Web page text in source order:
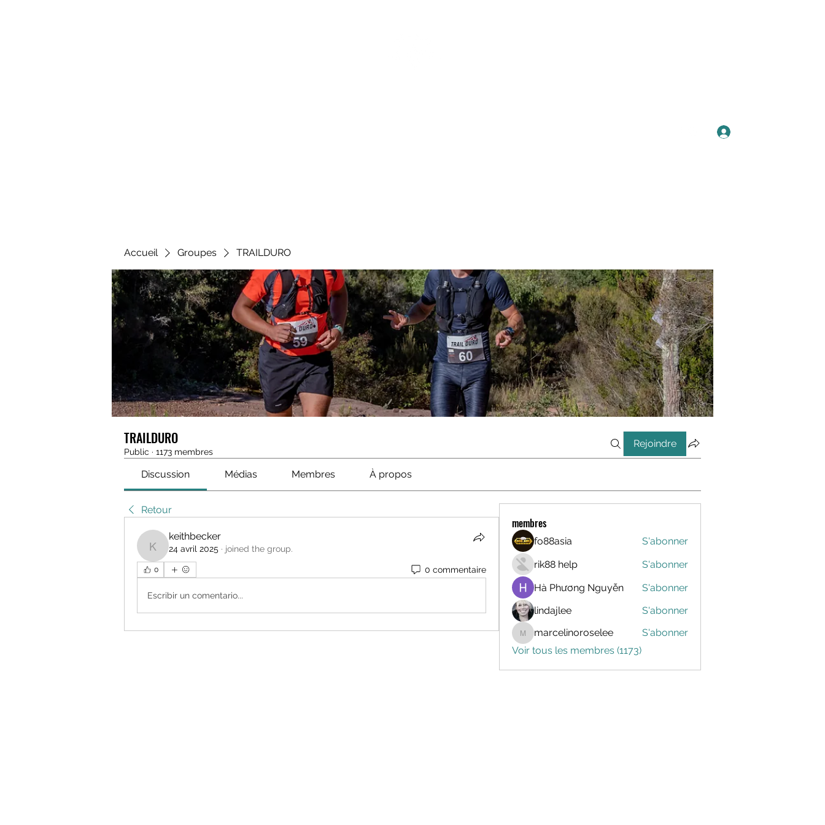
Accueil Groupes TRAILDURO
TRAILDURO
Public · 1173 membres
Rejoindre
Discussion Médias Membres À propos
Retour
keithbecker
keithbecker
24 avril 2025 · joined the group.
0 0 commentaire
Escribir un comentario...
membres
fo88asia
S'abonner
rik88 help
S'abonner
Hà Phương Nguyễn
S'abonner
lindajlee
S'abonner
marcelinoroselee
marcelinoroselee
S'abonner
Voir tous les membres (1173)